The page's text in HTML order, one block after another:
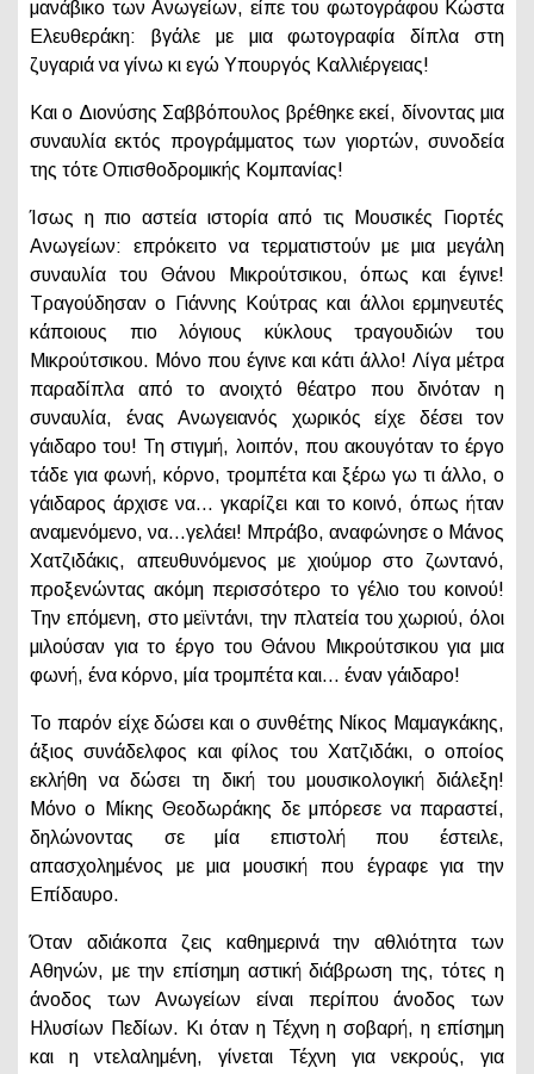
μανάβικο των Ανωγείων, είπε του φωτογράφου Κώστα
Ελευθεράκη: βγάλε με μια φωτογραφία δίπλα στη
ζυγαριά να γίνω κι εγώ Υπουργός Καλλιέργειας!
Και ο Διονύσης Σαββόπουλος βρέθηκε εκεί, δίνοντας μια
συναυλία εκτός προγράμματος των γιορτών, συνοδεία
της τότε Οπισθοδρομικής Κομπανίας!
Ίσως η πιο αστεία ιστορία από τις Μουσικές Γιορτές
Ανωγείων: επρόκειτο να τερματιστούν με μια μεγάλη
συναυλία του Θάνου Μικρούτσικου, όπως και έγινε!
Τραγούδησαν ο Γιάννης Κούτρας και άλλοι ερμηνευτές
κάποιους πιο λόγιους κύκλους τραγουδιών του
Μικρούτσικου. Μόνο που έγινε και κάτι άλλο! Λίγα μέτρα
παραδίπλα από το ανοιχτό θέατρο που δινόταν η
συναυλία, ένας Ανωγειανός χωρικός είχε δέσει τον
γάιδαρο του! Τη στιγμή, λοιπόν, που ακουγόταν το έργο
τάδε για φωνή, κόρνο, τρομπέτα και ξέρω γω τι άλλο, ο
γάιδαρος άρχισε να… γκαρίζει και το κοινό, όπως ήταν
αναμενόμενο, να…γελάει! Μπράβο, αναφώνησε ο Μάνος
Χατζιδάκις, απευθυνόμενος με χιούμορ στο ζωντανό,
προξενώντας ακόμη περισσότερο το γέλιο του κοινού!
Την επόμενη, στο μεϊντάνι, την πλατεία του χωριού, όλοι
μιλούσαν για το έργο του Θάνου Μικρούτσικου για μια
φωνή, ένα κόρνο, μία τρομπέτα και… έναν γάιδαρο!
Το παρόν είχε δώσει και ο συνθέτης Νίκος Μαμαγκάκης,
άξιος συνάδελφος και φίλος του Χατζιδάκι, ο οποίος
εκλήθη να δώσει τη δική του μουσικολογική διάλεξη!
Μόνο ο Μίκης Θεοδωράκης δε μπόρεσε να παραστεί,
δηλώνοντας σε μία επιστολή που έστειλε,
απασχολημένος με μια μουσική που έγραφε για την
Επίδαυρο.
Όταν αδιάκοπα ζεις καθημερινά την αθλιότητα των
Αθηνών, με την επίσημη αστική διάβρωση της, τότες η
άνοδος των Ανωγείων είναι περίπου άνοδος των
Ηλυσίων Πεδίων. Κι όταν η Τέχνη η σοβαρή, η επίσημη
και η ντελαλημένη, γίνεται Τέχνη για νεκρούς, για